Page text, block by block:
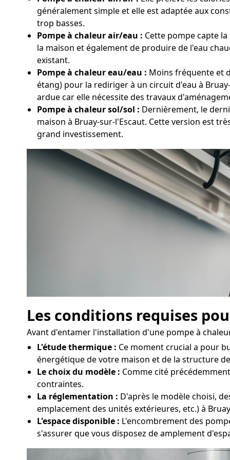
généralement simple et elle est adaptée aux
trop basses.
Pompe à chaleur air/eau : Cette pompe capte
la maison et également de produire de l'eau
existant.
Pompe à chaleur eau/eau : Moins fréquente et
étang) pour la rediriger à un circuit d'eau à
ardue car elle nécessite des travaux
Pompe à chaleur sol/sol : Dernièrement, le
maison à Bruay-sur-l'Escaut. Cette version est
grand investissement.
Les conditions requises
Avant d'entamer l'installation d'une pompe à
L'étude thermique : Ce moment crucial a pour
énergétique de votre maison et de la structure
Le choix du modèle : Comme cité
contraintes.
La réglementation : D'après le modèle choisi,
emplacement des unités extérieures, etc.) à
L'espace disponible : L'encombrement des
s'assurer que vous disposez de amplement